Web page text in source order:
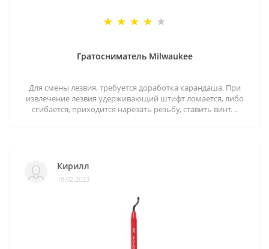
Гратосниматель Milwaukee
Для смены лезвия, требуется доработка карандаша. При
извлечение лезвия удерживающий штифт ломается, либо
сгибается, приходится нарезать резьбу, ставить винт. ..
Кирилл
18.02.2023